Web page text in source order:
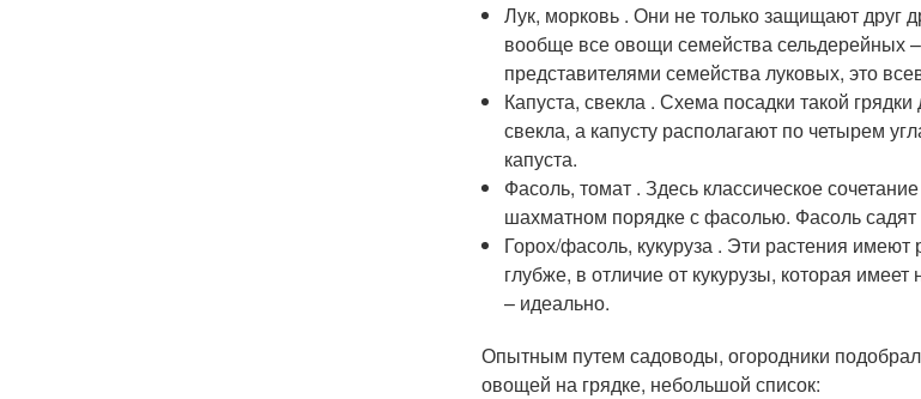
Лук, морковь . Они не только защищают друг
вообще все овощи семейства сельдерейных
представителями семейства луковых, это
Капуста, свекла . Схема посадки такой
свекла, а капусту располагают по четырем
капуста.
Фасоль, томат . Здесь классическое
шахматном порядке с фасолью. Фасоль садят
Горох/фасоль, кукуруза . Эти растения
глубже, в отличие от кукурузы, которая
– идеально.
Опытным путем садоводы, огородники
овощей на грядке, небольшой список: